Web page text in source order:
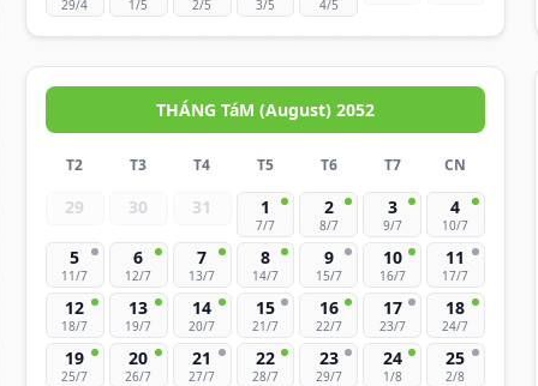
29/4 1/5 2/5 3/5 4/5
THÁNG TáM (August) 2052
T2 T3 T4 T5 T6 T7 CN
29 30 31 1
7/7
2
8/7
3
9/7
4
10/7
5
11/7
6
12/7
7
13/7
8
14/7
9
15/7
10
16/7
11
17/7
12
18/7
13
19/7
14
20/7
15
21/7
16
22/7
17
23/7
18
24/7
19
25/7
20
26/7
21
27/7
22
28/7
23
29/7
24
1/8
25
2/8